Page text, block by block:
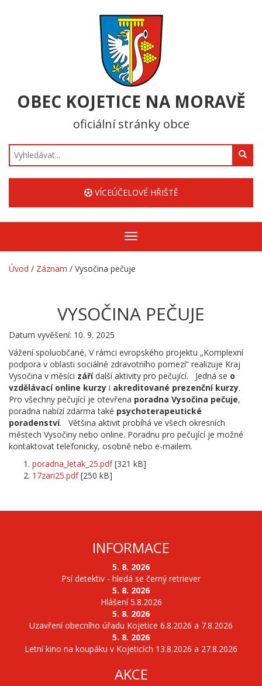
OBEC KOJETICE NA MORAVĚ
oficiální stránky obce
Hledat
VÍCEÚČELOVÉ HŘIŠTĚ
Zobrazit/skrýt
navigaci
Úvod / Záznam / Vysočina pečuje
VYSOČINA PEČUJE
Datum vyvěšení: 10. 9. 2025
Vážení spoluobčané, V rámci evropského projektu „Komplexní
podpora v oblasti sociálně zdravotního pomezí“ realizuje Kraj
Vysočina v měsíci zářídalší aktivity pro pečující. Jedná se o
vzdělávací online kurzy i akreditované prezenční kurzy.
Pro všechny pečující je otevřena poradna Vysočina pečuje,
poradna nabízí zdarma také psychoterapeutické
poradenství. Většina aktivit probíhá ve všech okresních
městech Vysočiny nebo online. Poradnu pro pečující je možné
kontaktovat telefonicky, osobně nebo e-mailem.
poradna_letak_25.pdf[321 kB]
17zari25.pdf[250 kB]
INFORMACE
5. 8. 2026
Psí detektiv - hledá se černý retriever
5. 8. 2026
Hlášení 5.8.2026
5. 8. 2026
Uzavření obecního úřadu Kojetice 6.8.2026 a 7.8.2026
5. 8. 2026
Letní kino na koupáku v Kojeticích 13.8.2026 a 27.8.2026
AKCE